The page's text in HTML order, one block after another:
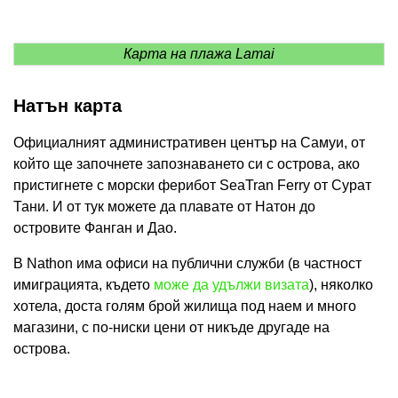
Карта на плажа Lamai
Натън карта
Официалният административен център на Самуи, от
който ще започнете запознаването си с острова, ако
пристигнете с морски ферибот SeaTran Ferry от Сурат
Тани. И от тук можете да плавате от Натон до
островите Фанган и Дао.
В Nathon има офиси на публични служби (в частност
имиграцията, където може да удължи визата), няколко
хотела, доста голям брой жилища под наем и много
магазини, с по-ниски цени от никъде другаде на
острова.